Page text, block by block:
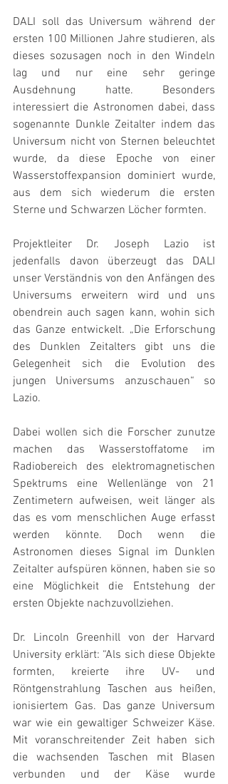
DALI soll das Universum während der
ersten 100 Millionen Jahre studieren, als
dieses sozusagen noch in den Windeln
lag und nur eine sehr geringe
Ausdehnung hatte. Besonders
interessiert die Astronomen dabei, dass
sogenannte Dunkle Zeitalter indem das
Universum nicht von Sternen beleuchtet
wurde, da diese Epoche von einer
Wasserstoffexpansion dominiert wurde,
aus dem sich wiederum die ersten
Sterne und Schwarzen Löcher formten.
Projektleiter Dr. Joseph Lazio ist
jedenfalls davon überzeugt das DALI
unser Verständnis von den Anfängen des
Universums erweitern wird und uns
obendrein auch sagen kann, wohin sich
das Ganze entwickelt. „Die Erforschung
des Dunklen Zeitalters gibt uns die
Gelegenheit sich die Evolution des
jungen Universums anzuschauen“ so
Lazio.
Dabei wollen sich die Forscher zunutze
machen das Wasserstoffatome im
Radiobereich des elektromagnetischen
Spektrums eine Wellenlänge von 21
Zentimetern aufweisen, weit länger als
das es vom menschlichen Auge erfasst
werden könnte. Doch wenn die
Astronomen dieses Signal im Dunklen
Zeitalter aufspüren können, haben sie so
eine Möglichkeit die Entstehung der
ersten Objekte nachzuvollziehen.
Dr. Lincoln Greenhill von der Harvard
University erklärt: “Als sich diese Objekte
formten, kreierte ihre UV- und
Röntgenstrahlung Taschen aus heißen,
ionisiertem Gas. Das ganze Universum
war wie ein gewaltiger Schweizer Käse.
Mit voranschreitender Zeit haben sich
die wachsenden Taschen mit Blasen
verbunden und der Käse wurde